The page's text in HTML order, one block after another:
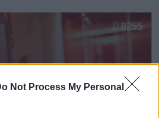
Not Process My Personal
8255